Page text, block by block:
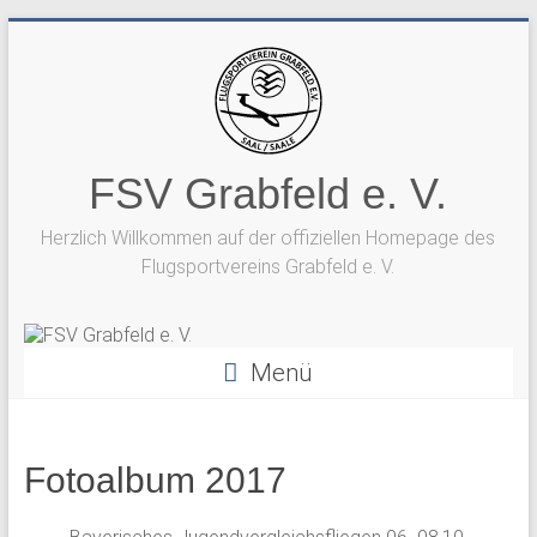
FSV Grabfeld e. V.
Herzlich Willkommen auf der offiziellen Homepage des
Flugsportvereins Grabfeld e. V.
Menü
Fotoalbum 2017